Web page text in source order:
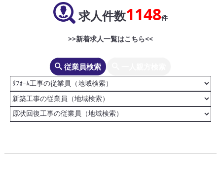
求人件数1148件
>>新着求人一覧はこちら<<
従業員検索